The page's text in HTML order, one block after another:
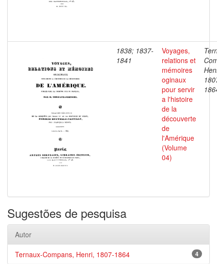
1838; 1837-
1841
Voyages,
relations et
mémoires
oginaux
pour servir
a l'histoire
de la
découverte
de
l'Amérique
(Volume
04)
Sugestões de pesquisa
Autor
4
Ternaux-Compans, Henri, 1807-1864